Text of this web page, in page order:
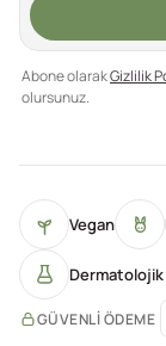
Abone olarakGizlilik
olursunuz.
Vegan
GÜVENLI ÖDEME